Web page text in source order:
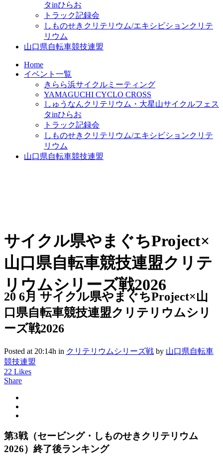
タinひらお
トラック記録会
しものせきクリテリウム/エキシビションクリテ
リウム
山口県自転車競技連盟
Home
イベント一覧
きらら浜サイクルミーティング
YAMAGUCHI CYCLO CROSS
しゅうなんクリテリウム・大星山サイクルフェス
タinひらお
トラック記録会
しものせきクリテリウム/エキシビションクリテ
リウム
山口県自転車競技連盟
サイクル県やまぐちProject×
山口県自転車競技連盟クリテ
リウムシリーズ戦2026
20 6月 サイクル県やまぐちProject×山
口県自転車競技連盟クリテリウムシリ
ーズ戦2026
Posted at 20:14h in クリテリウムシリーズ戦 by 山口県自転車
競技連盟
22 Likes
Share
第3戦（セービング・しものせきクリテリウム
2026）終了後ランキング